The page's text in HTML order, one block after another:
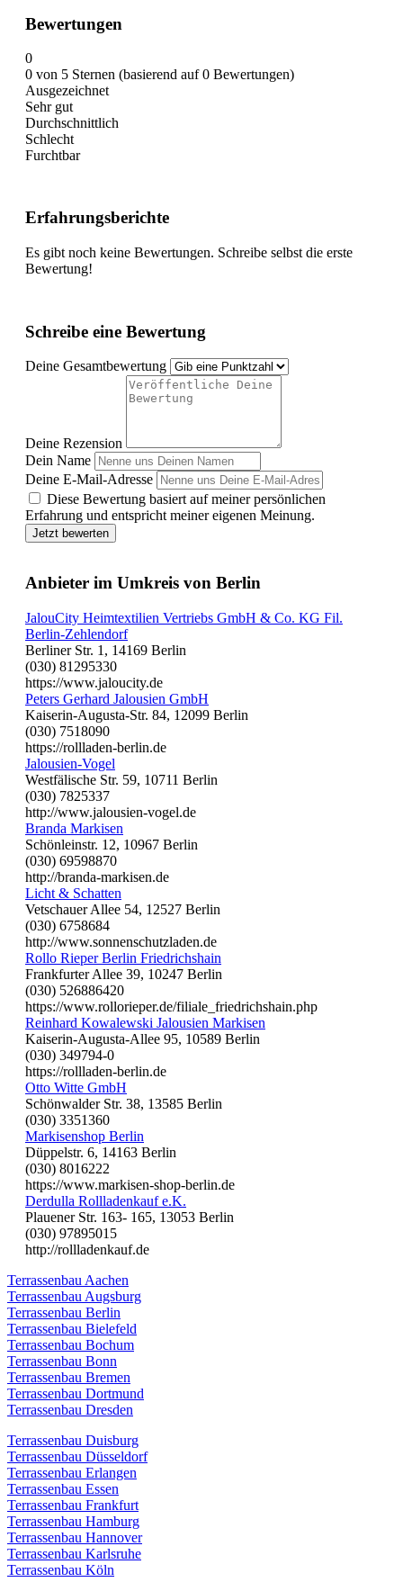
Bewertungen
0
0 von 5 Sternen (basierend auf 0 Bewertungen)
Ausgezeichnet
Sehr gut
Durchschnittlich
Schlecht
Furchtbar
Erfahrungsberichte
Es gibt noch keine Bewertungen. Schreibe selbst die erste
Bewertung!
Schreibe eine Bewertung
Deine Gesamtbewertung
Deine Rezension
Dein Name
Deine E-Mail-Adresse
Diese Bewertung basiert auf meiner persönlichen
Erfahrung und entspricht meiner eigenen Meinung.
Jetzt bewerten
Anbieter im Umkreis von Berlin
JalouCity Heimtextilien Vertriebs GmbH & Co. KG Fil.
Berlin-Zehlendorf
Berliner Str. 1, 14169 Berlin
(030) 81295330
https://www.jaloucity.de
Peters Gerhard Jalousien GmbH
Kaiserin-Augusta-Str. 84, 12099 Berlin
(030) 7518090
https://rollladen-berlin.de
Jalousien-Vogel
Westfälische Str. 59, 10711 Berlin
(030) 7825337
http://www.jalousien-vogel.de
Branda Markisen
Schönleinstr. 12, 10967 Berlin
(030) 69598870
http://branda-markisen.de
Licht & Schatten
Vetschauer Allee 54, 12527 Berlin
(030) 6758684
http://www.sonnenschutzladen.de
Rollo Rieper Berlin Friedrichshain
Frankfurter Allee 39, 10247 Berlin
(030) 526886420
https://www.rollorieper.de/filiale_friedrichshain.php
Reinhard Kowalewski Jalousien Markisen
Kaiserin-Augusta-Allee 95, 10589 Berlin
(030) 349794-0
https://rollladen-berlin.de
Otto Witte GmbH
Schönwalder Str. 38, 13585 Berlin
(030) 3351360
Markisenshop Berlin
Düppelstr. 6, 14163 Berlin
(030) 8016222
https://www.markisen-shop-berlin.de
Derdulla Rollladenkauf e.K.
Plauener Str. 163- 165, 13053 Berlin
(030) 97895015
http://rollladenkauf.de
Terrassenbau Aachen
Terrassenbau Augsburg
Terrassenbau Berlin
Terrassenbau Bielefeld
Terrassenbau Bochum
Terrassenbau Bonn
Terrassenbau Bremen
Terrassenbau Dortmund
Terrassenbau Dresden
Terrassenbau Duisburg
Terrassenbau Düsseldorf
Terrassenbau Erlangen
Terrassenbau Essen
Terrassenbau Frankfurt
Terrassenbau Hamburg
Terrassenbau Hannover
Terrassenbau Karlsruhe
Terrassenbau Köln